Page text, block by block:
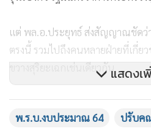
แต่ พล.อ.ประยุทธ์ ส่งสัญญาณชัดว่
ตรงนี้ รวมไปถึงคนหลายฝ่ายที่เกี่ย
ขวางสุริยะเฉกเช่นเดียวกัน
ส่วนสนธิรัตน์ สนธิจิรวงศ์ รัฐมนตรี
แสดงเ
พ.ร.บ.งบประมาณ 64 ปรับค